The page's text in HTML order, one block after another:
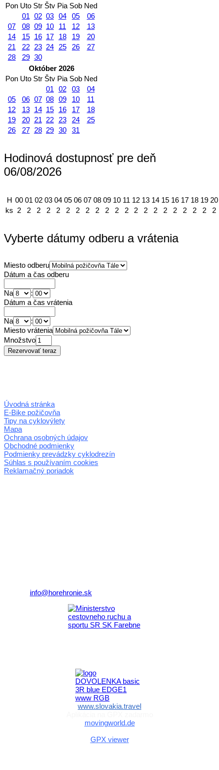
Pon Uto Str Štv Pia Sob Ned
01 02 03 04 05
06
07
08 09 10 11 12
13
14
15 16 17 18 19
20
21
22 23 24 25 26
27
28
29 30
Október 2026
Pon Uto Str Štv Pia Sob Ned
01
02 03
04
05
06 07 08 09 10
11
12
13 14 15 16 17
18
19
20 21 22 23 24
25
26
27 28 29 30 31
Hodinová dostupnosť pre deň
06/08/2026
H 00 01 02 03 04 05 06 07 08 09 10 11 12 13 14 15 16 17 18 19 20
ks 2 2 2 2 2 2 2 2 2 2 2 2 2 2 2 2 2 2 2 2 2
Vyberte dátumy odberu a vrátenia
Miesto odberu
Dátum a čas odberu
Na
:
Dátum a čas vrátenia
Na
:
Miesto vrátenia
Množstvo
Úvodná stránka
E-Bike požičovňa
Tipy na cyklovýlety
Mapa
Ochrana osobných údajov
Obchodné podmienky
Podmienky prevádzky cyklodrezín
Súhlas s používaním cookies
Reklamačný poriadok
info@horehronie.sk
www.slovakia.travel
movingworld.de
GPX viewer